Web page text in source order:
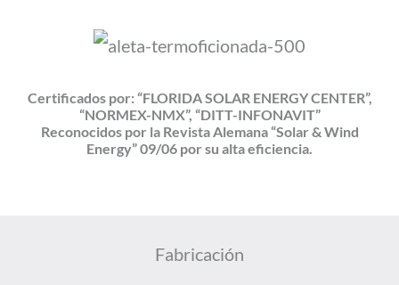
Certificados por: “FLORIDA SOLAR ENERGY CENTER”,
“NORMEX-NMX”, “DITT-INFONAVIT”
Reconocidos por la Revista Alemana “Solar & Wind
Energy” 09/06 por su alta eficiencia.
Fabricación